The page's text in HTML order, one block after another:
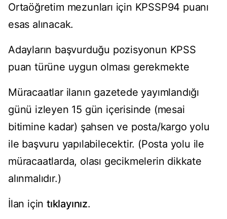
Ortaöğretim mezunları için KPSSP94 puanı
esas alınacak.
Adayların başvurduğu pozisyonun KPSS
puan türüne uygun olması gerekmekte
Müracaatlar ilanın gazetede yayımlandığı
günü izleyen 15 gün içerisinde (mesai
bitimine kadar) şahsen ve posta/kargo yolu
ile başvuru yapılabilecektir. (Posta yolu ile
müracaatlarda, olası gecikmelerin dikkate
alınmalıdır.)
İlan için tıklayınız.